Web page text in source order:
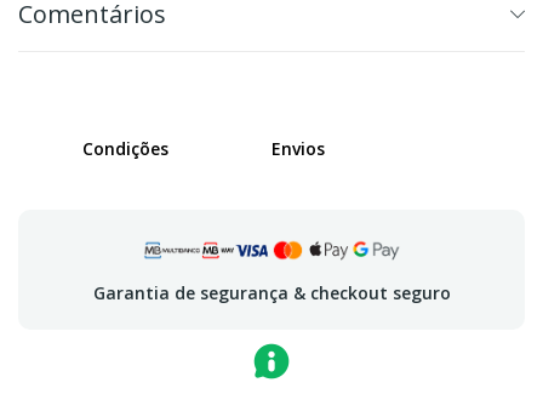
Comentários
Condições Envios
Garantia de segurança & checkout seguro